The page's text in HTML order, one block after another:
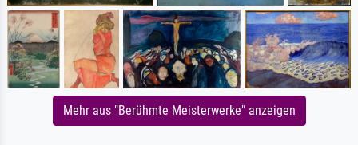
Mehr aus "Berühmte Meisterwerke" anzeigen